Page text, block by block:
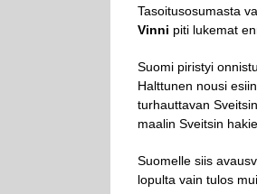
Tasoitusosumasta
Vinni piti lukemat
Suomi piristyi
Halttunen nousi
turhauttavan
maalin Sveitsin
Suomelle siis
lopulta vain tulos